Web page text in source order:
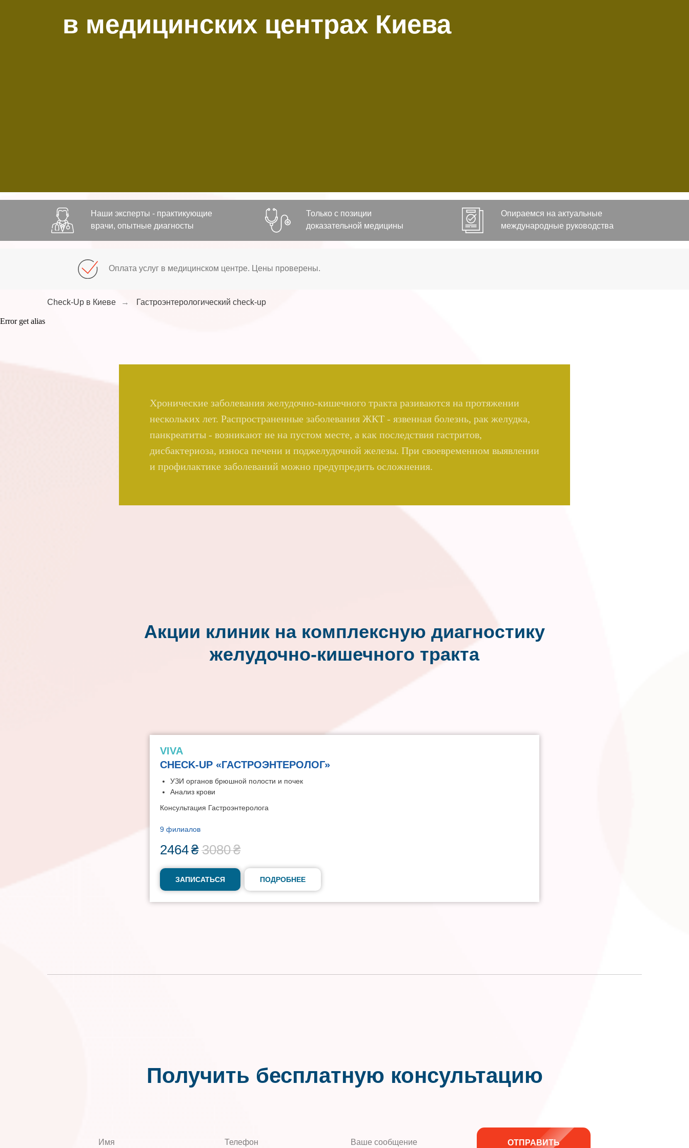
в медицинских центрах Киева
Наши эксперты - практикующие
врачи, опытные диагносты
Только с позиции
доказательной медицины
Опираемся на актуальные
международные руководства
Оплата услуг в медицинском центре. Цены проверены.
Check-Up в Киеве → Гастроэнтерологический check-up
Error get alias
Хронические заболевания желудочно-кишечного тракта разиваются на протяжении
нескольких лет. Распространенные заболевания ЖКТ - язвенная болезнь, рак желудка,
панкреатиты - возникают не на пустом месте, а как последствия гастритов,
дисбактериоза, износа печени и поджелудочной железы. При своевременном выявлении
и профилактике заболеваний можно предупредить осложнения.
Акции клиник на комплексную диагностику
желудочно-кишечного тракта
VIVA
CHECK-UP «ГАСТРОЭНТЕРОЛОГ»
УЗИ органов брюшной полости и почек
Анализ крови
Консультация Гастроэнтеролога
9 филиалов
2464₴ 3080₴
ЗАПИСАТЬСЯ ПОДРОБНЕЕ
Получить бесплатную консультацию
ОТПРАВИТЬ